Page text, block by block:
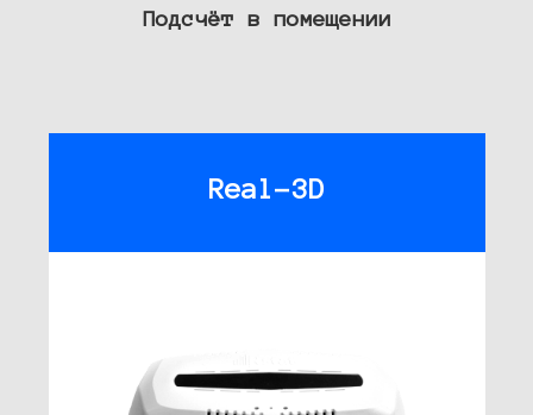
Подсчёт в помещении
Real-3D